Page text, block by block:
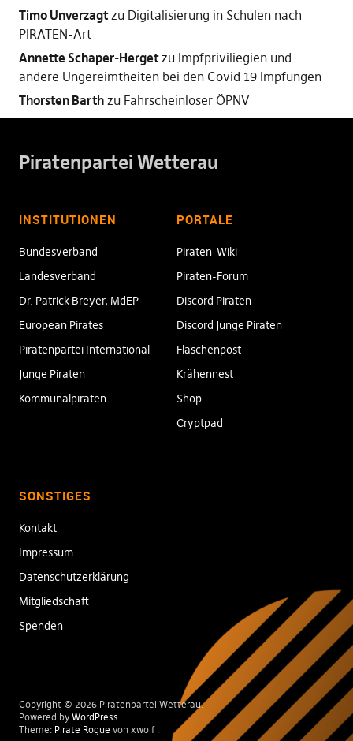
Timo Unverzagtzu Digitalisierung in Schulen nach
PIRATEN-Art
Annette Schaper-Hergetzu Impfpriviliegien und
andere Ungereimtheiten bei den Covid 19 Impfungen
Thorsten Barthzu Fahrscheinloser ÖPNV
Piratenpartei Wetterau
INSTITUTIONEN
Bundesverband
Landesverband
Dr. Patrick Breyer, MdEP
European Pirates
Piratenpartei International
Junge Piraten
Kommunalpiraten
PORTALE
Piraten-Wiki
Piraten-Forum
Discord Piraten
Discord Junge Piraten
Flaschenpost
Krähennest
Shop
Cryptpad
SONSTIGES
Kontakt
Impressum
Datenschutzerklärung
Mitgliedschaft
Spenden
Copyright © 2026 Piratenpartei Wetterau
Powered by WordPress
Theme: Pirate Rogue von xwolf